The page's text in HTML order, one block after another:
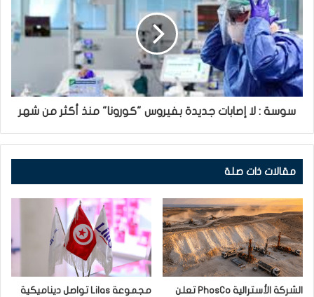
سوسة : لا إصابات جديدة بفيروس "كورونا" منذ أكثر من شهر
مقالات ذات صلة
الشركة الأسترالية PhosCo تعلن
مجموعة Lilas تواصل ديناميكية